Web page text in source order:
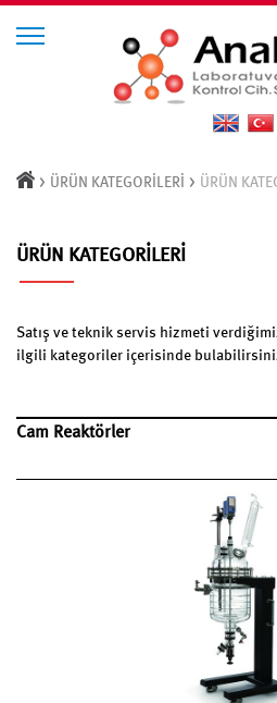
> ÜRÜN KATEGORİLERİ > ÜRÜN
ÜRÜN KATEGORİLERİ
Satış ve teknik servis hizmeti
ilgili kategoriler içerisinde
Cam Reaktörler